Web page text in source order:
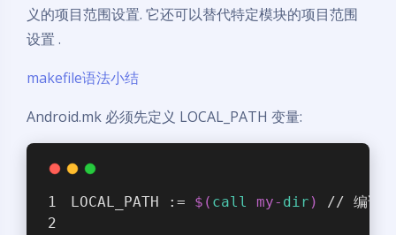
义的项目范围设置. 它还可以替代特定模块的项目范围
设置 .
makefile语法小结
Android.mk 必须先定义 LOCAL_PATH 变量:
LOCAL_PATH := $( call my- dir ) // 编译系